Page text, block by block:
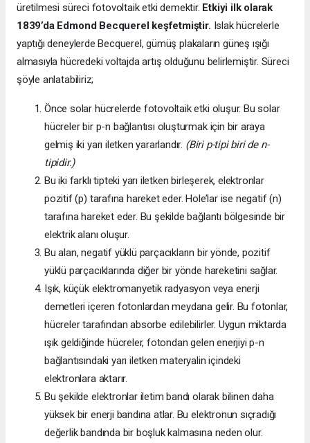
üretilmesi süreci fotovoltaik etki demektir. Etkiyi ilk olarak
1839’da Edmond Becquerel keşfetmiştir. Islak hücrelerle
yaptığı deneylerde Becquerel, gümüş plakaların güneş ışığı
almasıyla hücredeki voltajda artış olduğunu belirlemiştir. Süreci
şöyle anlatabiliriz;
Önce solar hücrelerde fotovoltaik etki oluşur. Bu solar
hücreler bir p-n bağlantısı oluşturmak için bir araya
gelmiş iki yarı iletken yararlandır. (Biri p-tipi biri de n-
tipidir.)
Bu iki farklı tipteki yarı iletken birleşerek, elektronlar
pozitif (p) tarafına hareket eder. Hole’lar ise negatif (n)
tarafına hareket eder. Bu şekilde bağlantı bölgesinde bir
elektrik alanı oluşur.
Bu alan, negatif yüklü parçacıkların bir yönde, pozitif
yüklü parçacıklarında diğer bir yönde hareketini sağlar.
Işık, küçük elektromanyetik radyasyon veya enerji
demetleri içeren fotonlardan meydana gelir. Bu fotonlar,
hücreler tarafından absorbe edilebilirler. Uygun miktarda
ışık geldiğinde hücreler, fotondan gelen enerjiyi p-n
bağlantısındaki yarı iletken materyalin içindeki
elektronlara aktarır.
Bu şekilde elektronlar iletim bandı olarak bilinen daha
yüksek bir enerji bandına atlar. Bu elektronun sıçradığı
değerlik bandında bir boşluk kalmasına neden olur.